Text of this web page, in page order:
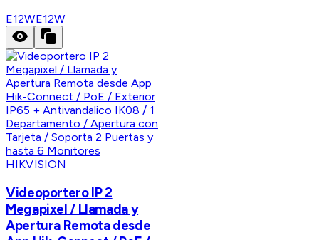
E12WE12W
HIKVISION
Videoportero IP 2
Megapixel / Llamada y
Apertura Remota desde